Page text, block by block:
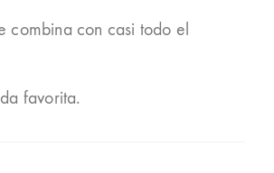
combina con casi todo el
favorita.